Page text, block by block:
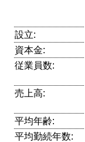
設立:
資本金:
従業員数:
売上高:
平均年齢:
平均勤続年数: